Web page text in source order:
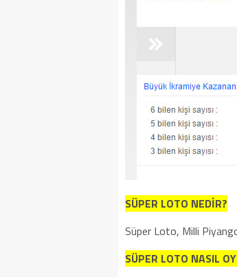
SÜPER LOTO NEDİR?
Süper Loto, Milli
SÜPER LOTO NASIL